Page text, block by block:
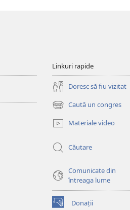
Linkuri rapide
Doresc să fiu vizitat
Caută un congres
(se
deschide
o
nouă)
Materiale video
Căutare
Comunicate din
întreaga lume
Donații
(se